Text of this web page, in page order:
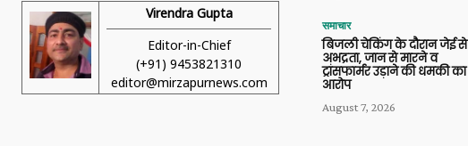
Virendra Gupta
Editor-in-Chief
(+91) 9453821310
editor@mirzapurnews.com
समाचार
बिजली चेकिंग के दौरान जेई से
अभद्रता, जान से मारने व
ट्रांसफार्मर उड़ाने की धमकी का
आरोप
August 7, 2026